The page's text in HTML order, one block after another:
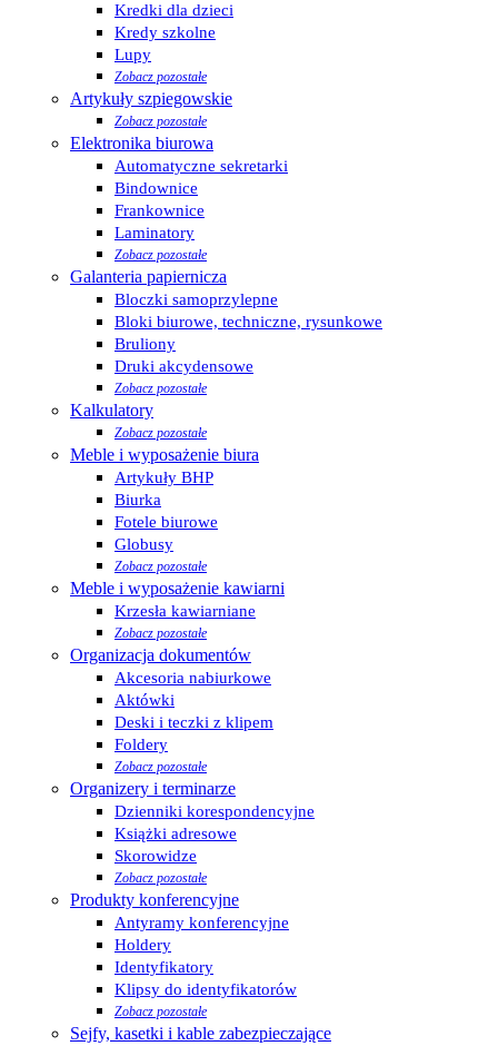
Kredki dla dzieci
Kredy szkolne
Lupy
Zobacz pozostałe
Artykuły szpiegowskie
Zobacz pozostałe
Elektronika biurowa
Automatyczne sekretarki
Bindownice
Frankownice
Laminatory
Zobacz pozostałe
Galanteria papiernicza
Bloczki samoprzylepne
Bloki biurowe, techniczne, rysunkowe
Bruliony
Druki akcydensowe
Zobacz pozostałe
Kalkulatory
Zobacz pozostałe
Meble i wyposażenie biura
Artykuły BHP
Biurka
Fotele biurowe
Globusy
Zobacz pozostałe
Meble i wyposażenie kawiarni
Krzesła kawiarniane
Zobacz pozostałe
Organizacja dokumentów
Akcesoria nabiurkowe
Aktówki
Deski i teczki z klipem
Foldery
Zobacz pozostałe
Organizery i terminarze
Dzienniki korespondencyjne
Książki adresowe
Skorowidze
Zobacz pozostałe
Produkty konferencyjne
Antyramy konferencyjne
Holdery
Identyfikatory
Klipsy do identyfikatorów
Zobacz pozostałe
Sejfy, kasetki i kable zabezpieczające